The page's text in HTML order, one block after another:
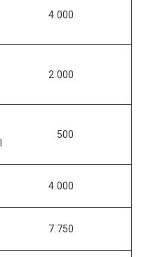
4.000
2.000
500
4.000
7.750